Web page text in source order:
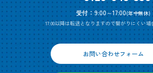
受付：9:00～17:00(年中無休)
17:00以降は転送となりますので繋がりにくい
お問い合わせフォーム